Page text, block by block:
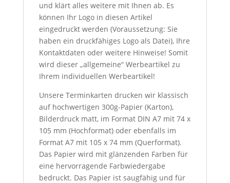
und klärt alles weitere mit Ihnen ab. Es
können Ihr Logo in diesen Artikel
eingedruckt werden (Voraussetzung: Sie
haben ein druckfähiges Logo als Datei), Ihre
Kontaktdaten oder weitere Hinweise! Somit
wird dieser „allgemeine“ Werbeartikel zu
Ihrem individuellen Werbeartikel!
Unsere Terminkarten drucken wir klassisch
auf hochwertigen 300g-Papier (Karton),
Bilderdruck matt, im Format DIN A7 mit 74 x
105 mm (Hochformat) oder ebenfalls im
Format A7 mit 105 x 74 mm (Querformat).
Das Papier wird mit glänzenden Farben für
eine hervorragende Farbwiedergabe
bedruckt. Das Papier ist saugfähig und für